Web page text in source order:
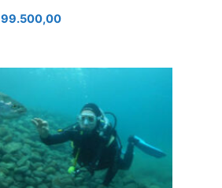
99.500,00